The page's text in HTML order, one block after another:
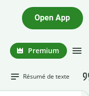
Open App
Premium
Résumé de texte